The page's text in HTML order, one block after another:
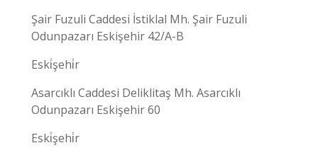
Şair Fuzuli Caddesi İstiklal Mh. Şair Fuzuli
Odunpazarı Eskişehir 42/A-B
Eski̇şehi̇r
Asarcıklı Caddesi Deliklitaş Mh. Asarcıklı
Odunpazarı Eskişehir 60
Eski̇şehi̇r